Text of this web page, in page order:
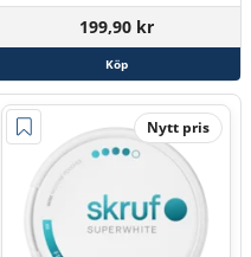
199,90 kr
Köp
Nytt pris